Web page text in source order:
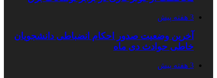
3 هفته پیش
آخرین وضعیت صدور احکام انضباطی دانشجویان
خاطی حوادث دی ماه
3 هفته پیش